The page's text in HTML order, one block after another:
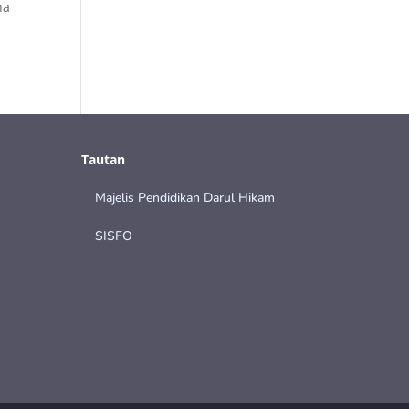
Tautan
Majelis Pendidikan Darul Hikam
SISFO